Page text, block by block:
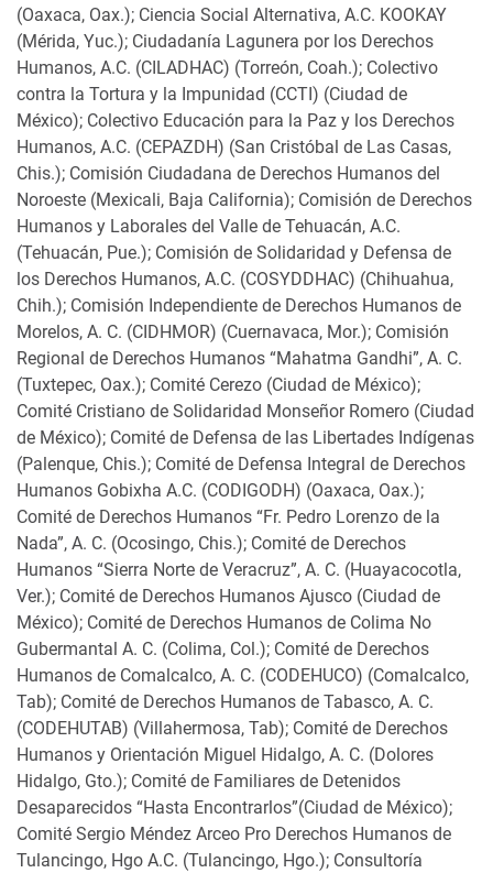
(Oaxaca, Oax.); Ciencia Social Alternativa, A.C. KOOKAY
(Mérida, Yuc.); Ciudadanía Lagunera por los Derechos
Humanos, A.C. (CILADHAC) (Torreón, Coah.); Colectivo
contra la Tortura y la Impunidad (CCTI) (Ciudad de
México); Colectivo Educación para la Paz y los Derechos
Humanos, A.C. (CEPAZDH) (San Cristóbal de Las Casas,
Chis.); Comisión Ciudadana de Derechos Humanos del
Noroeste (Mexicali, Baja California); Comisión de Derechos
Humanos y Laborales del Valle de Tehuacán, A.C.
(Tehuacán, Pue.); Comisión de Solidaridad y Defensa de
los Derechos Humanos, A.C. (COSYDDHAC) (Chihuahua,
Chih.); Comisión Independiente de Derechos Humanos de
Morelos, A. C. (CIDHMOR) (Cuernavaca, Mor.); Comisión
Regional de Derechos Humanos “Mahatma Gandhi”, A. C.
(Tuxtepec, Oax.); Comité Cerezo (Ciudad de México);
Comité Cristiano de Solidaridad Monseñor Romero (Ciudad
de México); Comité de Defensa de las Libertades Indígenas
(Palenque, Chis.); Comité de Defensa Integral de Derechos
Humanos Gobixha A.C. (CODIGODH) (Oaxaca, Oax.);
Comité de Derechos Humanos “Fr. Pedro Lorenzo de la
Nada”, A. C. (Ocosingo, Chis.); Comité de Derechos
Humanos “Sierra Norte de Veracruz”, A. C. (Huayacocotla,
Ver.); Comité de Derechos Humanos Ajusco (Ciudad de
México); Comité de Derechos Humanos de Colima No
Gubermantal A. C. (Colima, Col.); Comité de Derechos
Humanos de Comalcalco, A. C. (CODEHUCO) (Comalcalco,
Tab); Comité de Derechos Humanos de Tabasco, A. C.
(CODEHUTAB) (Villahermosa, Tab); Comité de Derechos
Humanos y Orientación Miguel Hidalgo, A. C. (Dolores
Hidalgo, Gto.); Comité de Familiares de Detenidos
Desaparecidos “Hasta Encontrarlos”(Ciudad de México);
Comité Sergio Méndez Arceo Pro Derechos Humanos de
Tulancingo, Hgo A.C. (Tulancingo, Hgo.); Consultoría